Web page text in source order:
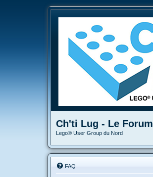
Ch'ti Lug - Le Forum
Lego® User Group du Nord
FAQ